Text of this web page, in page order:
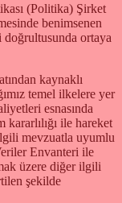
(Politika) Şirket
benimsenen
ortaya
kaynaklı
temel ilkelere yer
esnasında
ile hareket
mevzuatla uyumlu
Envanteri ile
üzere diğer ilgili
şekilde